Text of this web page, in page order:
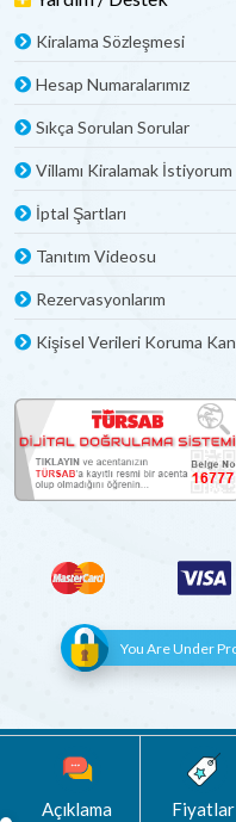
Kiralama Sözleşmesi
Hesap Numaralarımız
Sıkça Sorulan Sorular
Villamı Kiralamak İstiyorum
İptal Şartları
Tanıtım Videosu
Rezervasyonlarım
Kişisel Verileri Koruma
You Are Under
© Copyright 2012
Açıklama Fiyatlar